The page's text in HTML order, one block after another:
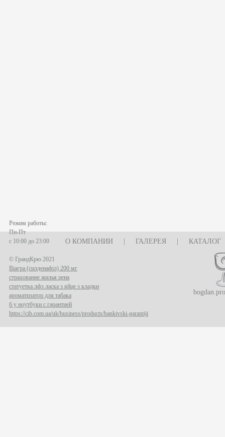
О КОМПАНИИ ГАЛЕРЕЯ КАТАЛОГ
Режим работы:
Пн-Пт
с 10:00 до 23:00
© ГрандКрю 2021
Віагра (силденафіл) 200 мг
страхование жилья цена
статуетка лфз ласка з яйце з кладки
ароматизатор для табака
б у ноутбуки с гарантией
https://cib.com.ua/uk/business/products/bankivski-garantiji